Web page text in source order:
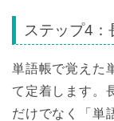
ステップ4：
単語帳で覚えた
て定着します。
だけでなく「単